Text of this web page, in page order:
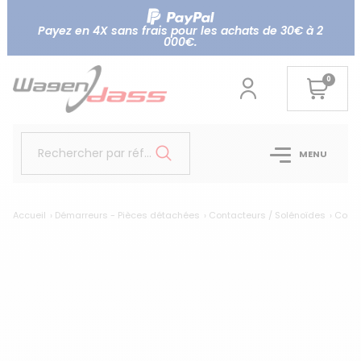
Payez en 4X sans frais pour les achats de 30€ à 2
000€.
0
Rechercher par référence... MENU
Accueil Démarreurs - Pièces détachées Contacteurs / Solénoïdes